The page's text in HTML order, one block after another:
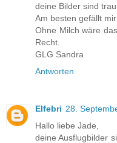
deine Bilder sind
Am besten gefällt
Ohne Milch wäre
Recht.
GLG Sandra
Antworten
Elfebri 28.
Hallo liebe Jade,
deine Ausflugbilder